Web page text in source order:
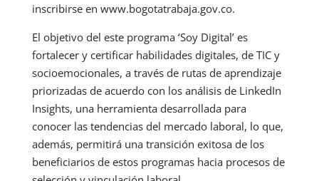
inscribirse en www.bogotatrabaja.gov.co.
El objetivo del este programa ‘Soy Digital’ es
fortalecer y certificar habilidades digitales, de TIC y
socioemocionales, a través de rutas de aprendizaje
priorizadas de acuerdo con los análisis de LinkedIn
Insights, una herramienta desarrollada para
conocer las tendencias del mercado laboral, lo que,
además, permitirá una transición exitosa de los
beneficiarios de estos programas hacia procesos de